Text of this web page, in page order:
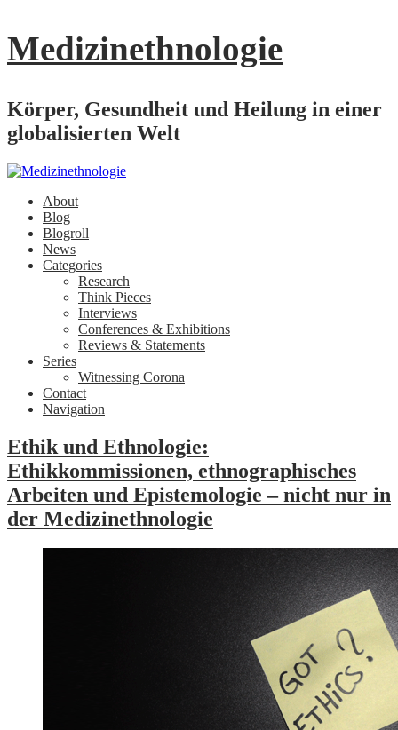
Medizinethnologie
Körper, Gesundheit und Heilung in einer
globalisierten Welt
About
Blog
Blogroll
News
Categories
Research
Think Pieces
Interviews
Conferences & Exhibitions
Reviews & Statements
Series
Witnessing Corona
Contact
Navigation
Ethik und Ethnologie:
Ethikkommissionen, ethnographisches
Arbeiten und Epistemologie – nicht nur in
der Medizinethnologie